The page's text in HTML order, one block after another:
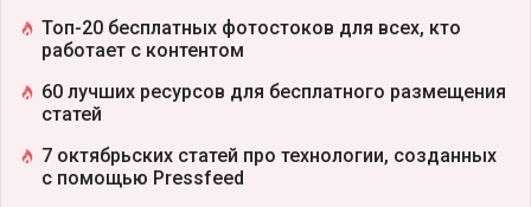
Топ-20 бесплатных фотостоков для всех, кто
работает с контентом
60 лучших ресурсов для бесплатного размещения
статей
7 октябрьских статей про технологии, созданных
с помощью Pressfeed